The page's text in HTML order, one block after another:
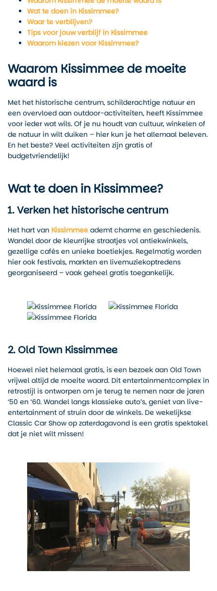
Wat te doen in Kissimmee?
Waar te verblijven?
Tips voor jouw verblijf in Kissimmee
Waarom kiezen voor Kissimmee?
Waarom Kissimmee de moeite
waard is
Met het historische centrum, schilderachtige natuur en
een overvloed aan outdoor-activiteiten, heeft Kissimmee
voor ieder wat wils. Of je nu houdt van cultuur, winkelen of
de natuur in wilt duiken – hier kun je het allemaal beleven.
En het beste? Veel activiteiten zijn gratis of
budgetvriendelijk!
Wat te doen in Kissimmee?
1. Verken het historische centrum
Het hart van Kissimmee ademt charme en geschiedenis.
Wandel door de kleurrijke straatjes vol antiekwinkels,
gezellige cafés en unieke boetiekjes. Regelmatig worden
hier ook festivals, markten en livemuziekoptredens
georganiseerd – vaak geheel gratis toegankelijk.
2. Old Town Kissimmee
Hoewel niet helemaal gratis, is een bezoek aan Old Town
vrijwel altijd de moeite waard. Dit entertainmentcomplex in
retrostijl is ontworpen om je terug te nemen naar de jaren
‘50 en ‘60. Wandel langs klassieke auto’s, geniet van live-
entertainment of struin door de winkels. De wekelijkse
Classic Car Show op zaterdagavond is een gratis spektakel
dat je niet wilt missen!